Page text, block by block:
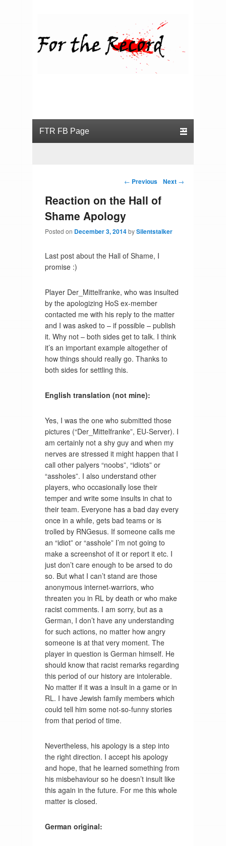
Post navigation
← Previous Next →
Reaction on the Hall of
Shame Apology
Posted on December 3, 2014bySilentstalker
Last post about the Hall of Shame, I
promise :)
Player Der_Mittelfranke, who was insulted
by the apologizing HoS ex-member
contacted me with his reply to the matter
and I was asked to – if possible – publish
it. Why not – both sides get to talk. I think
it’s an important example altogether of
how things should really go. Thanks to
both sides for settling this.
English translation (not mine):
Yes, I was the one who submitted those
pictures (“Der_Mittelfranke”, EU-Server). I
am certainly not a shy guy and when my
nerves are stressed it might happen that I
call other palyers “noobs”, “idiots” or
“assholes”. I also understand other
players, who occasionally lose their
temper and write some insults in chat to
their team. Everyone has a bad day every
once in a while, gets bad teams or is
trolled by RNGesus. If someone calls me
an “idiot” or “asshole” I’m not going to
make a screenshot of it or report it etc. I
just don’t care enough to be arsed to do
so. But what I can’t stand are those
anonymous internet-warriors, who
threaten you in RL by death or who make
racist comments. I am sorry, but as a
German, I don’t have any understanding
for such actions, no matter how angry
someone is at that very moment. The
player in question is German himself. He
should know that racist remarks regarding
this period of our history are intolerable.
No matter if it was a insult in a game or in
RL. I have Jewish family members which
could tell him some not-so-funny stories
from that period of time.
Nevertheless, his apology is a step into
the right direction. I accept his apology
and hope, that he learned something from
his misbehaviour so he doesn’t insult like
this again in the future. For me this whole
matter is closed.
German original: